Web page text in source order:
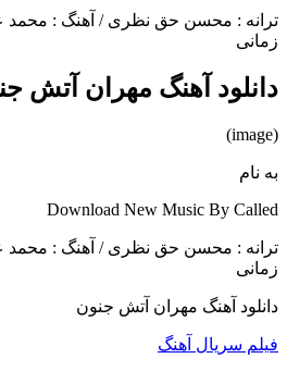
ترانه : محسن حق نظری / آهنگ : محمد
زمانی
دانلود آهنگ مهران آتش
(image)
به نام
Download New Music By Called
ترانه : محسن حق نظری / آهنگ : محمد
زمانی
دانلود آهنگ مهران آتش جنون
فیلم سریال آهنگ